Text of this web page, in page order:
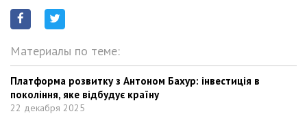
Материалы по теме:
Платформа розвитку з Антоном Бахур: інвестиція в
покоління, яке відбудує країну
22 декабря 2025